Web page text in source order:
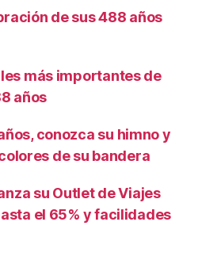
de sus 488 años
más importantes de
años
conozca su himno y
de su bandera
su Outlet de Viajes
el 65% y facilidades